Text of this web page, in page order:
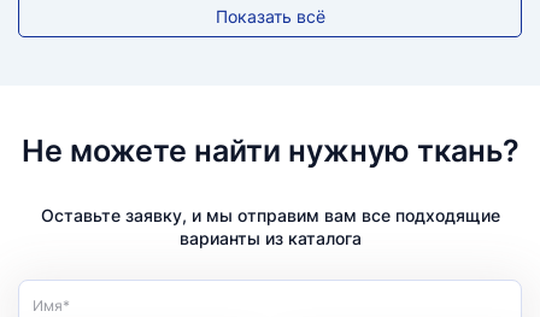
Показать всё
Не можете найти нужную ткань?
Оставьте заявку, и мы отправим вам все подходящие
варианты из каталога
Имя*